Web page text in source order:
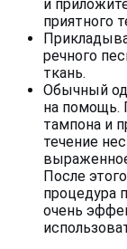
и
приятного
речного
ткань.
Обычный
на помощь.
тампона и
течение
После
процедура
очень